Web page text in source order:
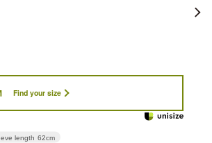
Find your size
length 62cm